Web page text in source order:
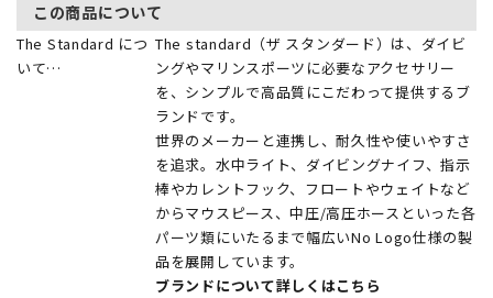
この商品について
The Standard につ
いて…
The standard（ザ スタンダード）は、ダイビ
ングやマリンスポーツに必要なアクセサリー
を、シンプルで高品質にこだわって提供するブ
ランドです。
世界のメーカーと連携し、耐久性や使いやすさ
を追求。水中ライト、ダイビングナイフ、指示
棒やカレントフック、フロートやウェイトなど
からマウスピース、中圧/高圧ホースといった各
パーツ類にいたるまで幅広いNo Logo仕様の製
品を展開しています。
ブランドについて詳しくはこちら